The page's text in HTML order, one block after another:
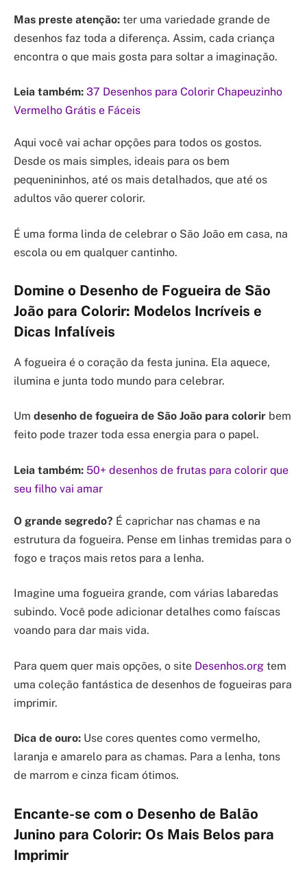
Mas preste atenção: ter uma variedade grande de
desenhos faz toda a diferença. Assim, cada criança
encontra o que mais gosta para soltar a imaginação.
Leia também: 37 Desenhos para Colorir Chapeuzinho
Vermelho Grátis e Fáceis
Aqui você vai achar opções para todos os gostos.
Desde os mais simples, ideais para os bem
pequenininhos, até os mais detalhados, que até os
adultos vão querer colorir.
É uma forma linda de celebrar o São João em casa, na
escola ou em qualquer cantinho.
Domine o Desenho de Fogueira de São
João para Colorir: Modelos Incríveis e
Dicas Infalíveis
A fogueira é o coração da festa junina. Ela aquece,
ilumina e junta todo mundo para celebrar.
Um desenho de fogueira de São João para colorir bem
feito pode trazer toda essa energia para o papel.
Leia também: 50+ desenhos de frutas para colorir que
seu filho vai amar
O grande segredo? É caprichar nas chamas e na
estrutura da fogueira. Pense em linhas tremidas para o
fogo e traços mais retos para a lenha.
Imagine uma fogueira grande, com várias labaredas
subindo. Você pode adicionar detalhes como faíscas
voando para dar mais vida.
Para quem quer mais opções, o site Desenhos.org tem
uma coleção fantástica de desenhos de fogueiras para
imprimir.
Dica de ouro: Use cores quentes como vermelho,
laranja e amarelo para as chamas. Para a lenha, tons
de marrom e cinza ficam ótimos.
Encante-se com o Desenho de Balão
Junino para Colorir: Os Mais Belos para
Imprimir